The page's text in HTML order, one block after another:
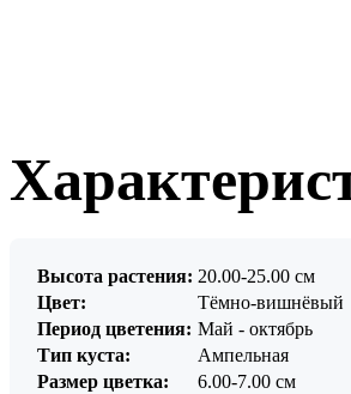
Высота растения: 20.00-25.00 см
Цвет:
Тёмно-вишнёвый
Период цветения: Май - октябрь
Тип куста:
Ампельная
Размер цветка:
6.00-7.00 см